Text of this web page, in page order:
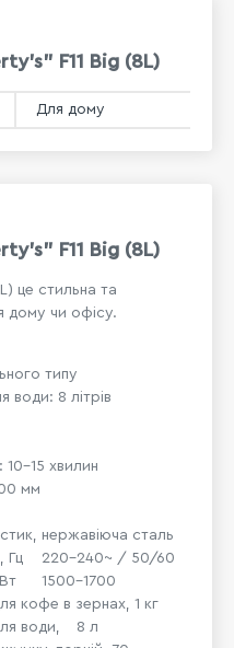
F11 Big (8L)
це стильна та
дому чи офісу.
типу
води: 8 літрів
10-15 хвилин
мм
нержавіюча сталь
Гц
220-240~ / 50/60
1500-1700
кофе в зернах, 1 кг
води,
8 л
F11 Big (8L)
Для дому